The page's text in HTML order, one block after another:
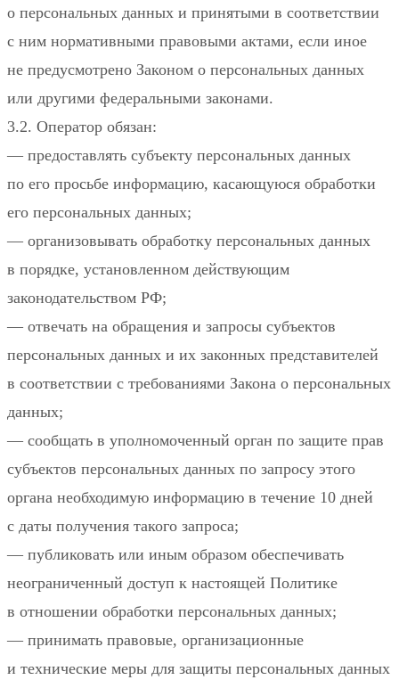
о персональных данных и принятыми в соответствии
с ним нормативными правовыми актами, если иное
не предусмотрено Законом о персональных данных
или другими федеральными законами.
3.2. Оператор обязан:
— предоставлять субъекту персональных данных
по его просьбе информацию, касающуюся обработки
его персональных данных;
— организовывать обработку персональных данных
в порядке, установленном действующим
законодательством РФ;
— отвечать на обращения и запросы субъектов
персональных данных и их законных представителей
в соответствии с требованиями Закона о персональных
данных;
— сообщать в уполномоченный орган по защите прав
субъектов персональных данных по запросу этого
органа необходимую информацию в течение 10 дней
с даты получения такого запроса;
— публиковать или иным образом обеспечивать
неограниченный доступ к настоящей Политике
в отношении обработки персональных данных;
— принимать правовые, организационные
и технические меры для защиты персональных данных